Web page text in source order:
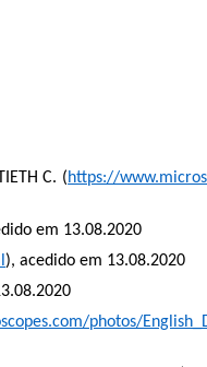
C. (https://
em 13.08.2020
), acedido em 13.08.2020
photos/